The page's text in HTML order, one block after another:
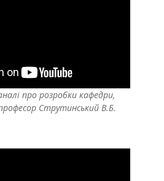
про розробки кафедри,
Струтинський В.Б.